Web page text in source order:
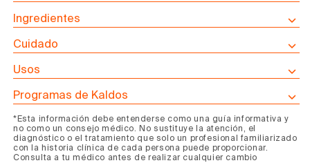
Ingredientes
Cuidado
Usos
Programas de Kaldos
*Esta información debe entenderse como una guía informativa y
no como un consejo médico. No sustituye la atención, el
diagnóstico o el tratamiento que solo un profesional familiarizado
con la historia clínica de cada persona puede proporcionar.
Consulta a tu médico antes de realizar cualquier cambio